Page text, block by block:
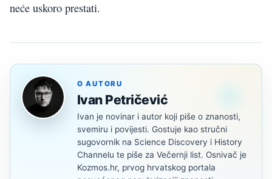
neće uskoro prestati.
O AUTORU
Ivan Petričević
Ivan je novinar i autor koji piše o znanosti,
svemiru i povijesti. Gostuje kao stručni
sugovornik na Science Discovery i History
Channelu te piše za Večernji list. Osnivač je
Kozmos.hr, prvog hrvatskog portala